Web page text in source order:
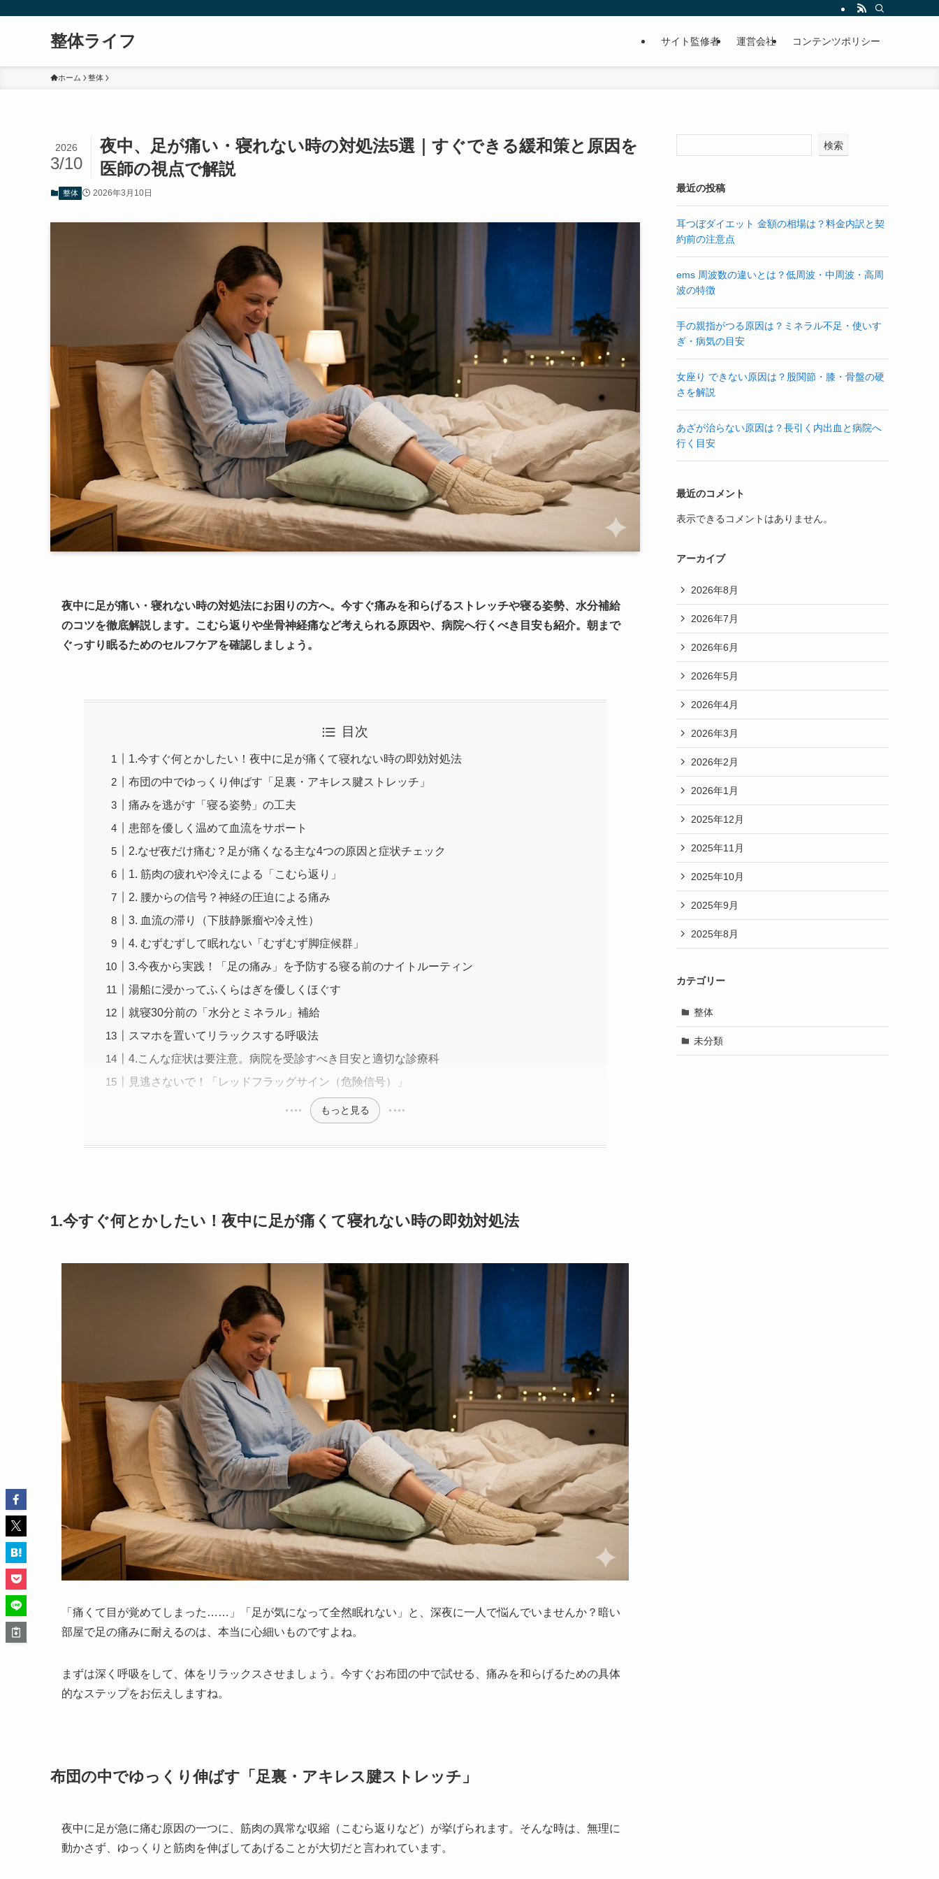
整体ライフ サイト監修者 運営会社 コンテンツポリシー
ホーム 整体
夜中、足が痛い・寝れない時の対処法5選｜すぐできる緩和策と原因を
医師の視点で解説
2026
3/10
整体 2026年3月10日
夜中に足が痛い・寝れない時の対処法にお困りの方へ。今すぐ痛みを和らげるストレッチや寝る姿勢、水分補給
のコツを徹底解説します。こむら返りや坐骨神経痛など考えられる原因や、病院へ行くべき目安も紹介。朝まで
ぐっすり眠るためのセルフケアを確認しましょう。
目次
1.今すぐ何とかしたい！夜中に足が痛くて寝れない時の即効対処法
布団の中でゆっくり伸ばす「足裏・アキレス腱ストレッチ」
痛みを逃がす「寝る姿勢」の工夫
患部を優しく温めて血流をサポート
2.なぜ夜だけ痛む？足が痛くなる主な4つの原因と症状チェック
1. 筋肉の疲れや冷えによる「こむら返り」
2. 腰からの信号？神経の圧迫による痛み
3. 血流の滞り（下肢静脈瘤や冷え性）
4. むずむずして眠れない「むずむず脚症候群」
3.今夜から実践！「足の痛み」を予防する寝る前のナイトルーティン
湯船に浸かってふくらはぎを優しくほぐす
就寝30分前の「水分とミネラル」補給
スマホを置いてリラックスする呼吸法
4.こんな症状は要注意。病院を受診すべき目安と適切な診療科
見逃さないで！「レッドフラッグサイン（危険信号）」
もっと見る
1.今すぐ何とかしたい！夜中に足が痛くて寝れない時の即効対処法
「痛くて目が覚めてしまった……」「足が気になって全然眠れない」と、深夜に一人で悩んでいませんか？暗い
部屋で足の痛みに耐えるのは、本当に心細いものですよね。
まずは深く呼吸をして、体をリラックスさせましょう。今すぐお布団の中で試せる、痛みを和らげるための具体
的なステップをお伝えしますね。
布団の中でゆっくり伸ばす「足裏・アキレス腱ストレッチ」
夜中に足が急に痛む原因の一つに、筋肉の異常な収縮（こむら返りなど）が挙げられます。そんな時は、無理に
動かさず、ゆっくりと筋肉を伸ばしてあげることが大切だと言われています。
検索
最近の投稿
耳つぼダイエット 金額の相場は？料金内訳と契
約前の注意点
ems 周波数の違いとは？低周波・中周波・高周
波の特徴
手の親指がつる原因は？ミネラル不足・使いす
ぎ・病気の目安
女座り できない原因は？股関節・膝・骨盤の硬
さを解説
あざが治らない原因は？長引く内出血と病院へ
行く目安
最近のコメント
表示できるコメントはありません。
アーカイブ
2026年8月
2026年7月
2026年6月
2026年5月
2026年4月
2026年3月
2026年2月
2026年1月
2025年12月
2025年11月
2025年10月
2025年9月
2025年8月
カテゴリー
整体
未分類